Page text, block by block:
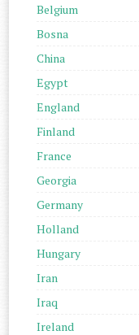
Belgium
Bosna
China
Egypt
England
Finland
France
Georgia
Germany
Holland
Hungary
Iran
Iraq
Ireland